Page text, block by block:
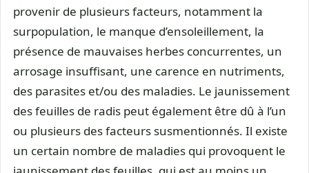
provenir de plusieurs facteurs, notamment la
surpopulation, le manque d’ensoleillement, la
présence de mauvaises herbes concurrentes, un
arrosage insuffisant, une carence en nutriments,
des parasites et/ou des maladies. Le jaunissement
des feuilles de radis peut également être dû à l’un
ou plusieurs des facteurs susmentionnés. Il existe
un certain nombre de maladies qui provoquent le